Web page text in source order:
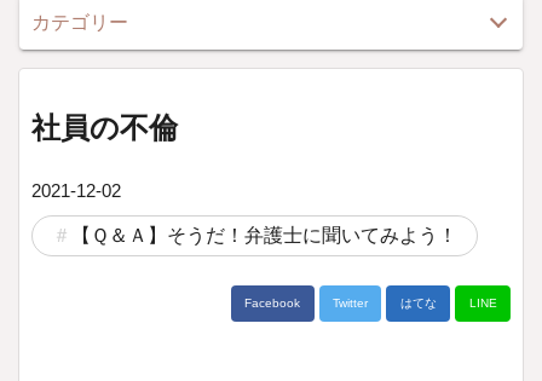
社員の不倫
2021-12-02
【Ｑ＆Ａ】そうだ！弁護士に聞いてみよう！
Facebook Twitter はてな LINE
カテゴリー